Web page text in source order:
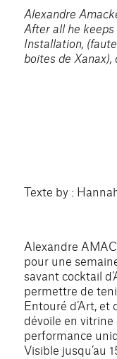
Alexandre
After all he
Installation, (f
boites de Xanax),
Texte by :
Alexandre
pour une
savant cocktail
permettre de
Entouré d’Art, et
dévoile en
performance
Visible jusqu’au